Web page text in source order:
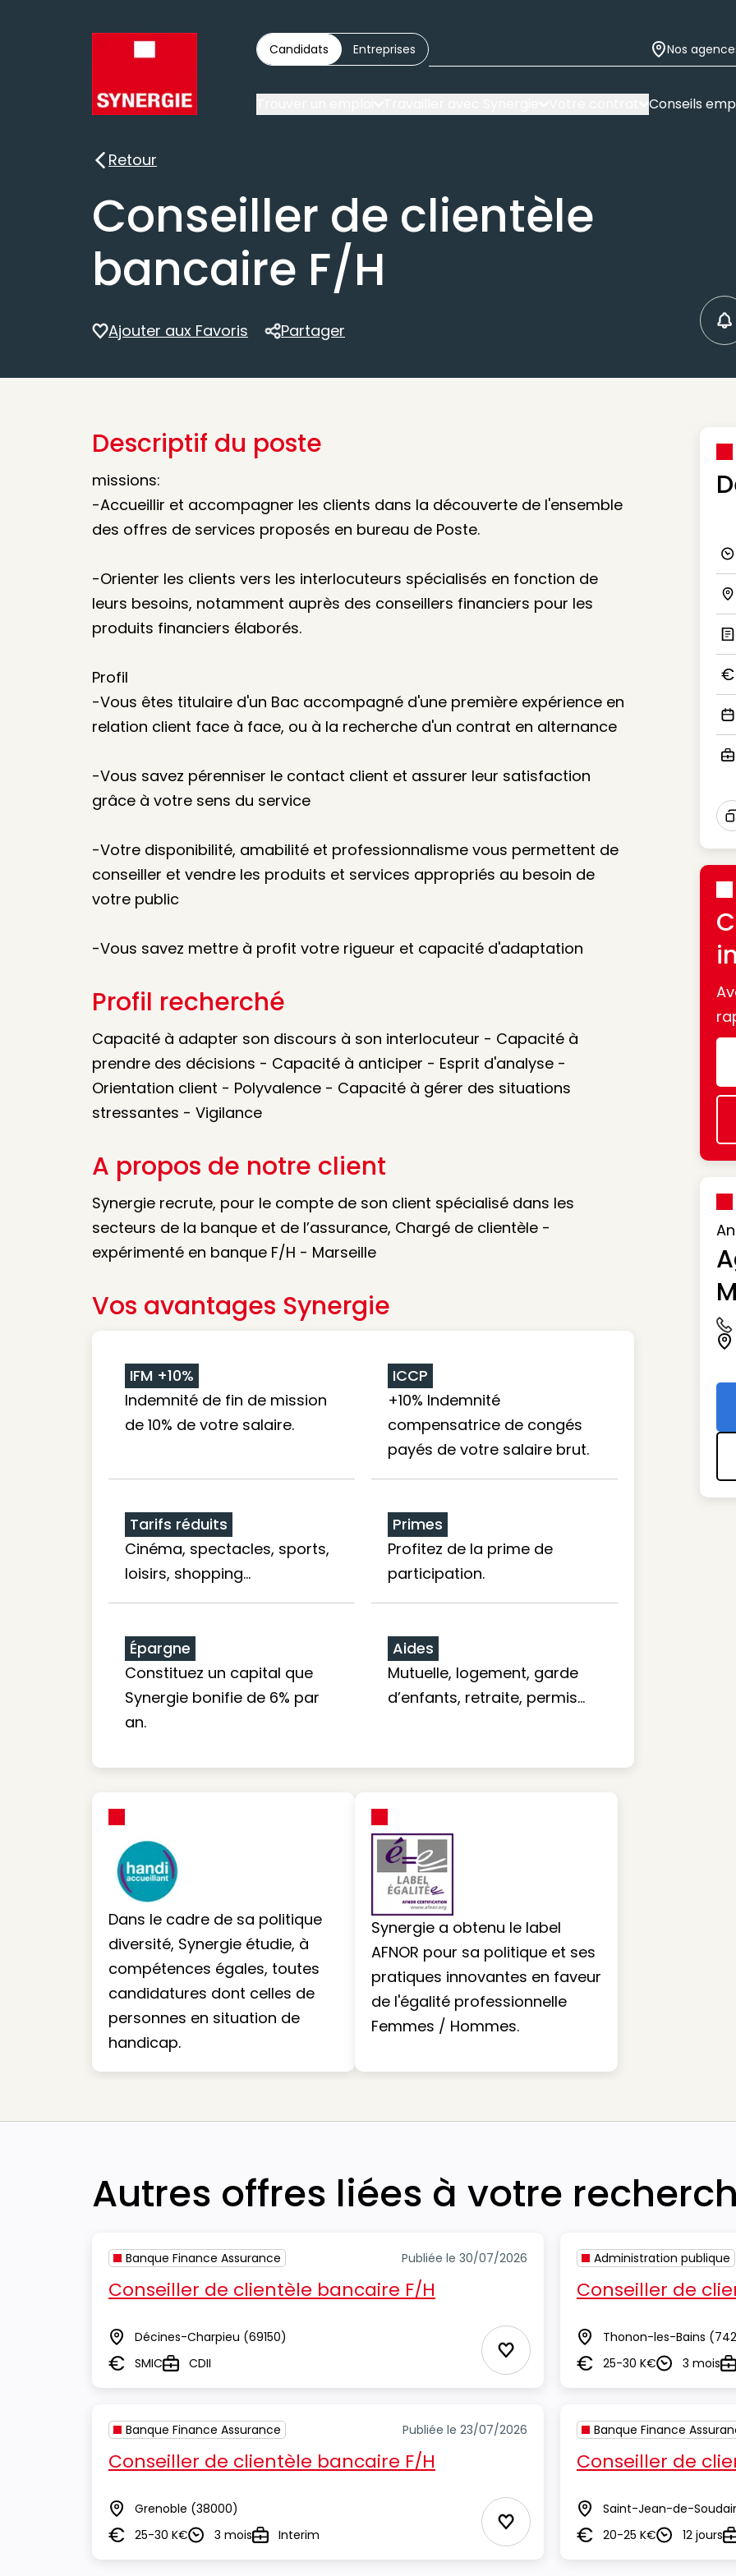
Candidats Entreprises Nos
Conseils
Retour
Retour
Conseiller de clientèle
bancaire F/H
Ajouter aux Favoris
Partager
Partager
Descriptif du poste
missions:
-Accueillir et accompagner les clients dans la découverte de l'ensemble
des offres de services proposés en bureau de Poste.
-Orienter les clients vers les interlocuteurs spécialisés en fonction de
leurs besoins, notamment auprès des conseillers financiers pour les
produits financiers élaborés.
Profil
-Vous êtes titulaire d'un Bac accompagné d'une première expérience en
relation client face à face, ou à la recherche d'un contrat en alternance
-Vous savez pérenniser le contact client et assurer leur satisfaction
grâce à votre sens du service
-Votre disponibilité, amabilité et professionnalisme vous permettent de
conseiller et vendre les produits et services appropriés au besoin de
votre public
-Vous savez mettre à profit votre rigueur et capacité d'adaptation
Profil recherché
Capacité à adapter son discours à son interlocuteur - Capacité à
prendre des décisions - Capacité à anticiper - Esprit d'analyse -
Orientation client - Polyvalence - Capacité à gérer des situations
stressantes - Vigilance
A propos de notre client
Synergie recrute, pour le compte de son client spécialisé dans les
secteurs de la banque et de l’assurance, Chargé de clientèle -
expérimenté en banque F/H - Marseille
Vos avantages Synergie
IFM +10%
Indemnité de fin de mission
de 10% de votre salaire.
ICCP
+10% Indemnité
compensatrice de congés
payés de votre salaire brut.
Tarifs réduits
Cinéma, spectacles, sports,
loisirs, shopping...
Primes
Profitez de la prime de
participation.
Épargne
Constituez un capital que
Synergie bonifie de 6% par
an.
Aides
Mutuelle, logement, garde
d’enfants, retraite, permis…
Dans le cadre de sa politique
diversité, Synergie étudie, à
compétences égales, toutes
candidatures dont celles de
personnes en situation de
handicap.
Synergie a obtenu le label
AFNOR pour sa politique et ses
pratiques innovantes en faveur
de l'égalité professionnelle
Femmes / Hommes.
Autres offres liées à votre
Banque Finance Assurance Publiée le 30/07/2026
Conseiller de clientèle bancaire F/H
Lieu Décines-Charpieu (69150)
Salaire
SMICTypeCDII Ajouter aux Favoris
Administration publique
Conseiller de
Lieu Thonon-les-Bains
Salaire25-30 K€Durée3 mois
Banque Finance Assurance Publiée le 23/07/2026
Conseiller de clientèle bancaire F/H
Lieu Grenoble (38000)
Salaire25-30 K€Durée3 moisTypeInterim Ajouter aux Favoris
Banque Finance
Conseiller de
Lieu Saint-Jean-de-
Salaire20-25 K€Durée12 jours